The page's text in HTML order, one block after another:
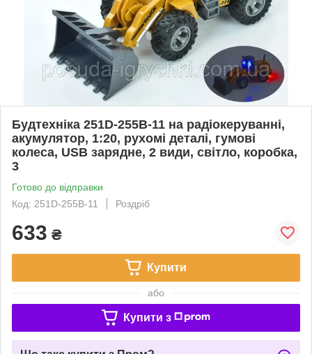
Будтехнiка 251D-255В-11 на радіокеруванні,
акумулятор, 1:20, рухомі деталі, гумові
колеса, USB зарядне, 2 види, світло, коробка,
3
Готово до відправки
Код: 251D-255В-11
Роздріб
633 ₴
Купити
або
Купити з